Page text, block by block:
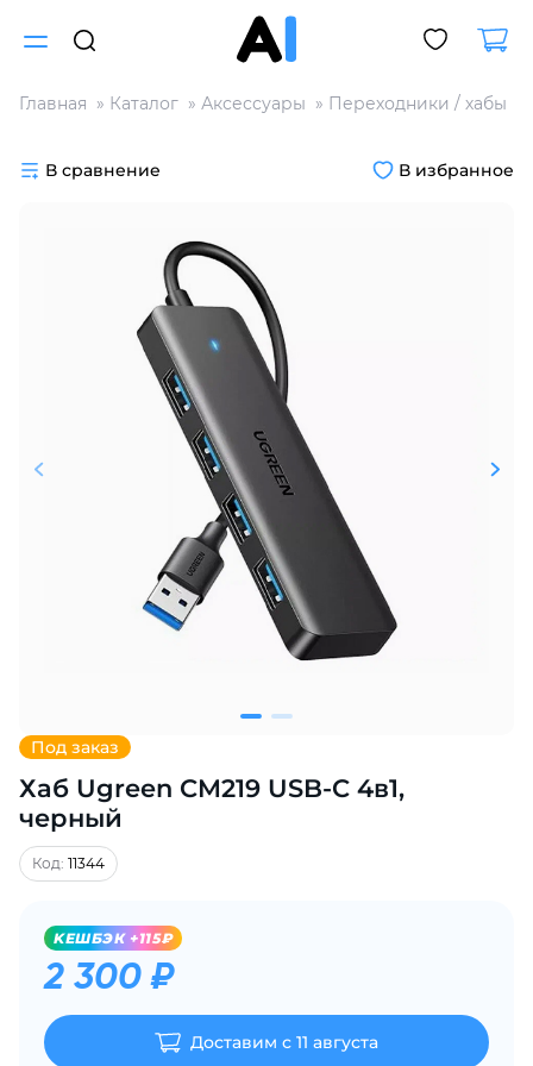
Главная Каталог Аксессуары Переходники / хабы
Под заказ
Хаб Ugreen CM219 USB-C 4в1,
черный
Код: 11344
KЕШБЭК +115₽
2 300 ₽
Доставим с 11 августа
В сравнение В избранное
Разбейте
на части
без переплат
График платежей
25
Добавляйте товары
в корзину
% картой любого банка
Получайте товар
выбранный способом
списываться
по25%каждые 2 недели
Подробнее